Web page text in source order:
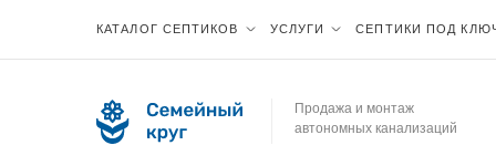
КАТАЛОГ СЕПТИКОВ УСЛУГИ СЕПТИКИ ПОД
Продажа и монтаж
автономных канализаций